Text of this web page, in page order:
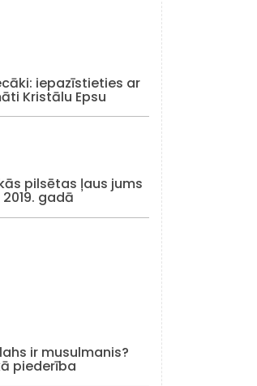
iepazīstieties ar
Kristālu Epsu
pilsētas ļaus jums
gadā
ir musulmanis?
piederība